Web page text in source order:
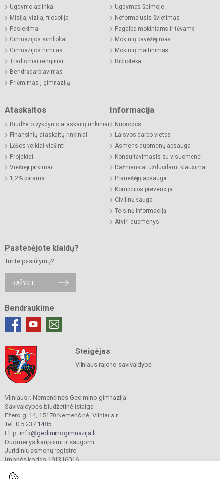
Ugdymo aplinka
Misija, vizija, filosofija
Pasiekimai
Gimnazijos simboliai
Gimnazijos himnas
Tradiciniai renginiai
Bendradarbiavimas
Priėmimas į gimnaziją
Ugdymas šeimoje
Neformalusis švietimas
Pagalba mokiniams ir tėvams
Mokinių pavėžėjimas
Mokinių maitinimas
Biblioteka
Ataskaitos
Biudžeto vykdymo ataskaitų rinkiniai
Finansinių ataskaitų rinkiniai
Lėšos veiklai viešinti
Projektai
Viešieji pirkimai
1,2% parama
Informacija
Nuorodos
Laisvos darbo vietos
Asmens duomenų apsauga
Konsultavimasis su visuomene
Dažniausiai užduodami klausimai
Pranešėjų apsauga
Korupcijos prevencija
Civilinė sauga
Teisinė informacija
Atviri duomenys
Pastebėjote klaidų?
Turite pasiūlymų?
RAŠYKITE
Bendraukime
Steigėjas
Vilniaus rajono savivaldybė
Vilniaus r. Nemenčinės Gedimino gimnazija
Savivaldybės biudžetinė įstaiga
Ežero g. 14, 15170 Nemenčinė, Vilniaus r.
Tel. 0 5 237 1485
El. p. info@gediminogimnazija.lt
Duomenys kaupiami ir saugomi
Juridinių asmenų registre
Įmonės kodas 191316016